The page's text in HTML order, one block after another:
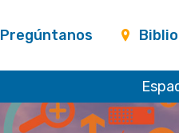
Pregúntanos